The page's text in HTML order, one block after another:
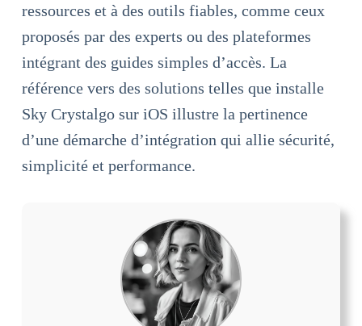
ressources et à des outils fiables, comme ceux
proposés par des experts ou des plateformes
intégrant des guides simples d’accès. La
référence vers des solutions telles que installe
Sky Crystalgo sur iOS illustre la pertinence
d’une démarche d’intégration qui allie sécurité,
simplicité et performance.